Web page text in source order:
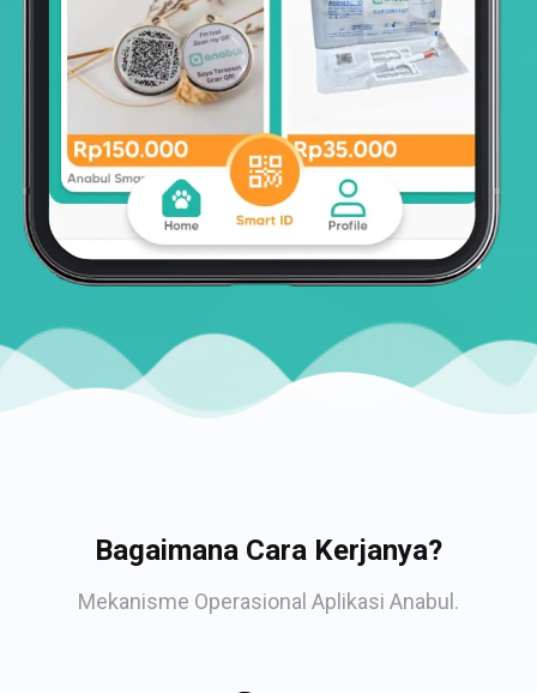
Bagaimana Cara Kerjanya?
Mekanisme Operasional Aplikasi Anabul.